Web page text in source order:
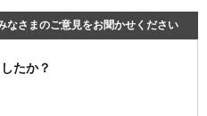
なさまのご意見をお聞かせください
たか？